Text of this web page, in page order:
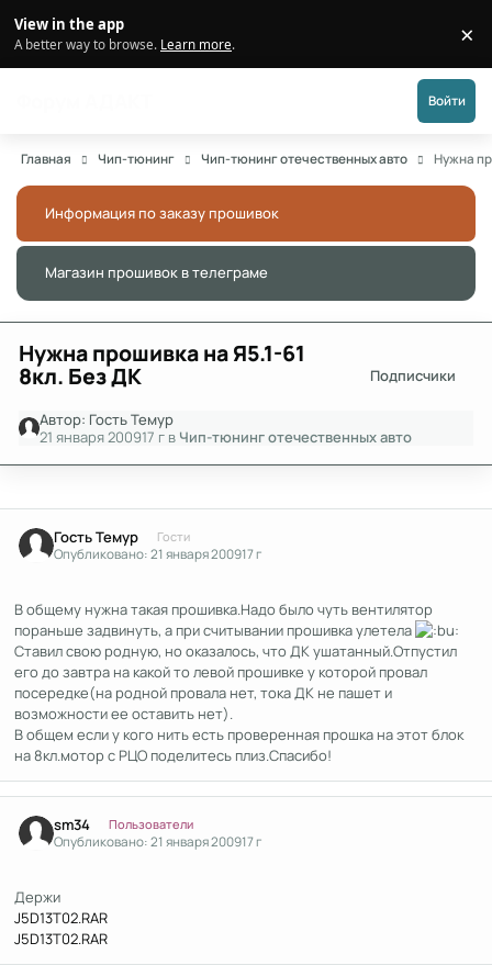
View in the app
A better way to browse. Learn more. ×
Войти
Главная Чип-тюнинг Чип-тюнинг отечественных авто Нужна
Информация по заказу прошивок
Магазин прошивок в телеграме
Нужна прошивка на Я5.1-61
8кл. Без ДК Подписчики
Автор: Гость Темур
21 января 200917 г в Чип-тюнинг отечественных авто
Гость Темур Гости
Опубликовано:21 января 200917 г
В общему нужна такая прошивка.Надо было чуть вентилятор
пораньше задвинуть, а при считывании прошивка улетела
Ставил свою родную, но оказалось, что ДК ушатанный.Отпустил
его до завтра на какой то левой прошивке у которой провал
посередке(на родной провала нет, тока ДК не пашет и
возможности ее оставить нет).
В общем если у кого нить есть проверенная прошка на этот блок
на 8кл.мотор с РЦО поделитесь плиз.Спасибо!
sm34 Пользователи
Опубликовано:21 января 200917 г
Держи
J5D13T02.RAR
J5D13T02.RAR